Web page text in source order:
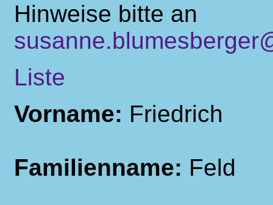
Hinweise bitte an
Liste
Vorname: Friedrich
Familienname: Feld